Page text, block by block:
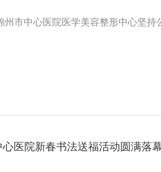
市中心医院医学美容整形中心坚持
医院新春书法送福活动圆满落